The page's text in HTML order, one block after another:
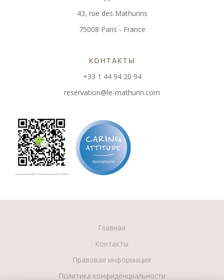
43, rue des Mathurins
75008 Paris - France
КОНТАКТЫ
+33 1 44 94 20 94
reservation@le-mathurin.com
Главная
Контакты
Правовая информация
Политика конфиденциальности